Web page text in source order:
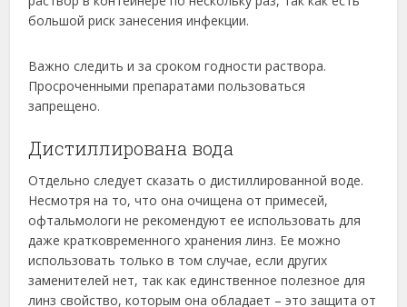
большой риск занесения инфекции.
Важно следить и за сроком годности раствора.
Просроченными препаратами пользоваться
запрещено.
Дистиллирована вода
Отдельно следует сказать о дистиллированной воде.
Несмотря на то, что она очищена от примесей,
офтальмологи не рекомендуют ее использовать для
даже кратковременного хранения линз. Ее можно
использовать только в том случае, если других
заменителей нет, так как единственное полезное для
линз свойство, которым она обладает – это защита от